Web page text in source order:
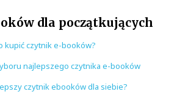
dla początkujących
kupić czytnik e-booków?
najlepszego czytnika e-booków
czytnik ebooków dla siebie?